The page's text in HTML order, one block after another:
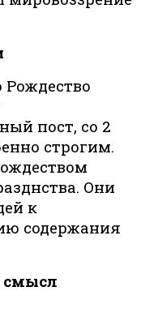
пост, со 2
строгим.
Они
к
содержания
смысл